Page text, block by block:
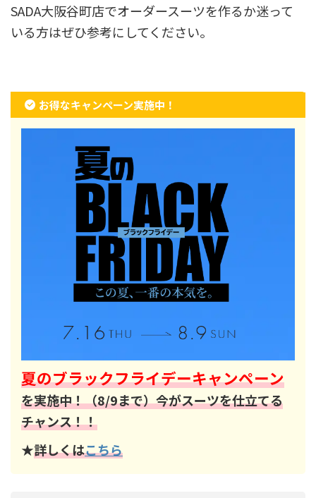
SADA大阪谷町店でオーダースーツを作るか迷って
いる方はぜひ参考にしてください。
お得なキャンペーン実施中！
夏のブラックフライデーキャンペーン
を実施中！（8/9まで）今がスーツを仕立てる
チャンス！！
★詳しくはこちら